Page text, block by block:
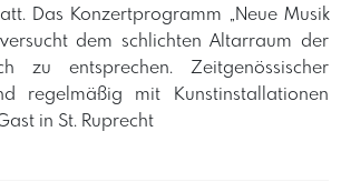
Das Konzertprogramm „Neue Musik
dem schlichten Altarraum der
zu entsprechen. Zeitgenössischer
regelmäßig mit Kunstinstallationen
in St. Ruprecht